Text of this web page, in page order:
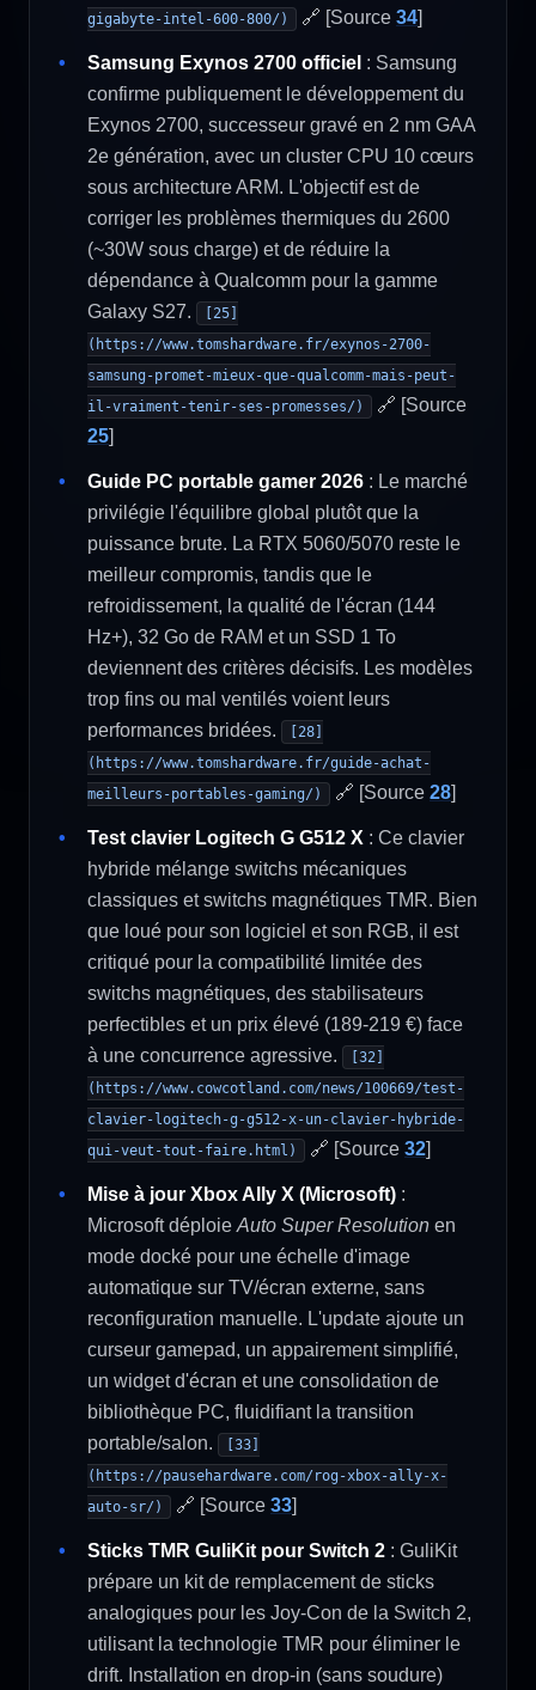
gigabyte-intel-600-800/) 🔗 [Source 34]
Samsung Exynos 2700 officiel : Samsung
confirme publiquement le développement du
Exynos 2700, successeur gravé en 2 nm GAA
2e génération, avec un cluster CPU 10 cœurs
sous architecture ARM. L'objectif est de
corriger les problèmes thermiques du 2600
(~30W sous charge) et de réduire la
dépendance à Qualcomm pour la gamme
Galaxy S27.
[25]
(https://www.tomshardware.fr/exynos-2700-
samsung-promet-mieux-que-qualcomm-mais-peut-
il-vraiment-tenir-ses-promesses/)
🔗 [Source
25]
Guide PC portable gamer 2026 : Le marché
privilégie l'équilibre global plutôt que la
puissance brute. La RTX 5060/5070 reste le
meilleur compromis, tandis que le
refroidissement, la qualité de l'écran (144
Hz+), 32 Go de RAM et un SSD 1 To
deviennent des critères décisifs. Les modèles
trop fins ou mal ventilés voient leurs
performances bridées.
[28]
(https://www.tomshardware.fr/guide-achat-
meilleurs-portables-gaming/)
🔗 [Source 28]
Test clavier Logitech G G512 X : Ce clavier
hybride mélange switchs mécaniques
classiques et switchs magnétiques TMR. Bien
que loué pour son logiciel et son RGB, il est
critiqué pour la compatibilité limitée des
switchs magnétiques, des stabilisateurs
perfectibles et un prix élevé (189-219 €) face
à une concurrence agressive.
[32]
(https://www.cowcotland.com/news/100669/test-
clavier-logitech-g-g512-x-un-clavier-hybride-
qui-veut-tout-faire.html)
🔗 [Source 32]
Mise à jour Xbox Ally X (Microsoft) :
Microsoft déploie Auto Super Resolution en
mode docké pour une échelle d'image
automatique sur TV/écran externe, sans
reconfiguration manuelle. L'update ajoute un
curseur gamepad, un appairement simplifié,
un widget d'écran et une consolidation de
bibliothèque PC, fluidifiant la transition
portable/salon.
[33]
(https://pausehardware.com/rog-xbox-ally-x-
auto-sr/)
🔗 [Source 33]
Sticks TMR GuliKit pour Switch 2 : GuliKit
prépare un kit de remplacement de sticks
analogiques pour les Joy-Con de la Switch 2,
utilisant la technologie TMR pour éliminer le
drift. Installation en drop-in (sans soudure)